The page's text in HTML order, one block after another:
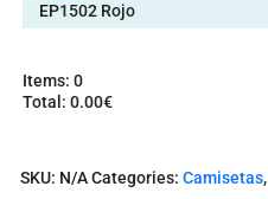
EP1502 Rojo
Items: 0
Total : 0.00€
e
SKU: N/ACategories: Camisetas,